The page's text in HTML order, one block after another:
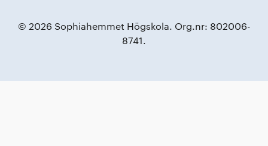
© 2026 Sophiahemmet Högskola. Org.nr: 802006-
8741.